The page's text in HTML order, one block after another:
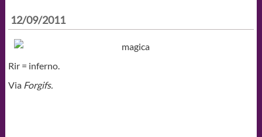
12/09/2011
Rir = inferno.
Via Forgifs.